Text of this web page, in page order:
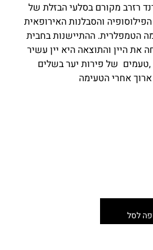
רזרב מקורם בסלעי הבזלת של
והסבלנות האירופאית
הטמפלרית. ההתיישנות בחבית
את היין והתוצאה היא יין עשיר
,טעמים של פירות יער בשלים
אחרי הטעימה
לסל